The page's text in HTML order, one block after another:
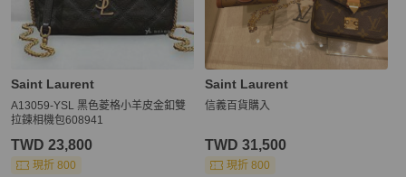
Saint Laurent
A13059-YSL 黑色菱格小羊皮金釦雙
拉鍊相機包608941
TWD 23,800
現折 800
Saint Laurent
信義百貨購入
TWD 31,500
現折 800